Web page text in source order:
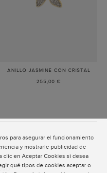
para asegurar el funcionamiento
y mostrarle publicidad de
clic en Aceptar Cookies si desea
qué tipos de cookies aceptar o
ANILLO JASMINE CON CRISTAL
255,00 €